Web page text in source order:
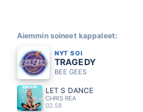
Aiemmin soineet kappaleet:
NYT SOI
TRAGEDY
BEE GEES
LET S DANCE
CHRIS REA
02.58